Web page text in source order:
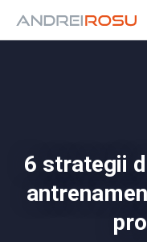
6 strategii